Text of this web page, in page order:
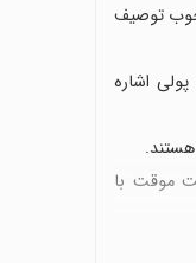
خوب توصیف
اشاره
هستند.
موقت با
قابل رفع